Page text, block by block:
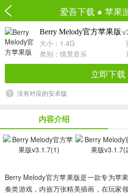
爱吾下载 ● 苹果
Berry Melody官方苹果版
大小：1.4G
类别： 情景音乐
立即下载
没有对应的安卓版
内容介绍
Berry Melody官方苹果版是一款专为苹
奏类游戏，内嵌万张精美插画，在玩家